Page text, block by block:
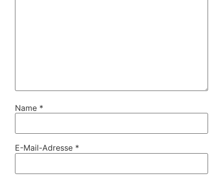
Name *
E-Mail-Adresse *